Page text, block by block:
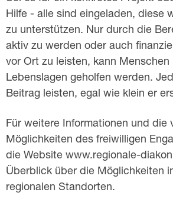
Hilfe - alle sind eingeladen, diese
zu unterstützen. Nur durch die
aktiv zu werden oder auch
vor Ort zu leisten, kann Menschen
Lebenslagen geholfen werden.
Beitrag leisten, egal wie klein er
Für weitere Informationen und die
Möglichkeiten des freiwilligen
die Website www.regionale-
Überblick über die Möglichkeiten
regionalen Standorten.